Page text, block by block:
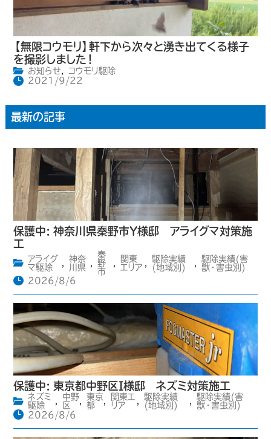
【無限コウモリ】軒下から次々と湧き出てくる様子
を撮影しました！
お知らせ,
コウモリ駆除
2021/9/22
最新の記事
保護中: 神奈川県秦野市Y様邸 アライグマ対策施
工
アライグ
マ駆除
神奈
川県
秦
野
市
関東
エリア
駆除実績
(地域別)
駆除実績(害
獣・害虫別)
2026/8/6
保護中: 東京都中野区I様邸 ネズミ対策施工
ネズミ
駆除
,
中野
区
,
東京
都
,
関東エ
リア
,
駆除実績
(地域別)
,
駆除実績(害
獣・害虫別)
2026/8/6